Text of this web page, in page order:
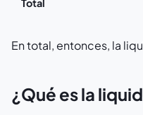
Total
En total, entonces, la
¿Qué es la